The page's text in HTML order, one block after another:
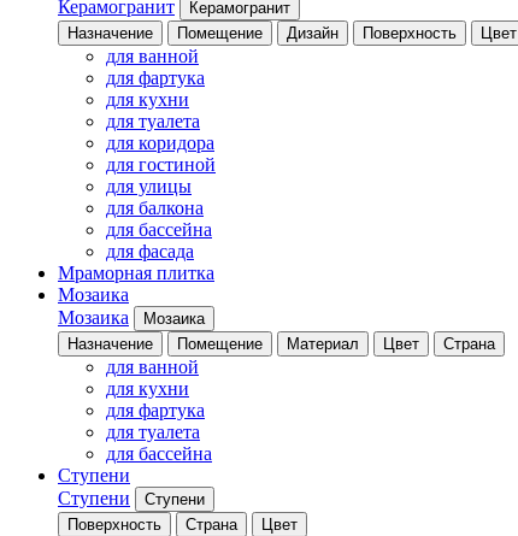
Керамогранит
Керамогранит
Назначение
Помещение Дизайн Поверхность Цвет
для ванной
для фартука
для кухни
для туалета
для коридора
для гостиной
для улицы
для балкона
для бассейна
для фасада
Мраморная плитка
Мозаика
Мозаика
Мозаика
Назначение
Помещение Материал Цвет Страна
для ванной
для кухни
для фартука
для туалета
для бассейна
Ступени
Ступени
Ступени
Поверхность
Страна Цвет